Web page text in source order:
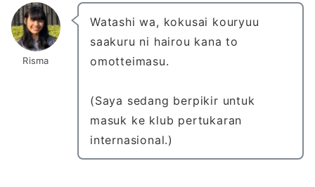
Risma
Watashi wa, kokusai kouryuu
saakuru ni hairou kana to
omotteimasu.
(Saya sedang berpikir untuk
masuk ke klub pertukaran
internasional.)